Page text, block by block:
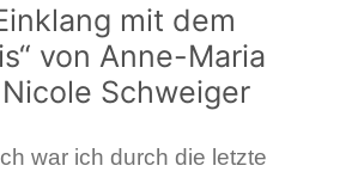
mit dem
von Anne-Maria
Schweiger
war ich durch die letzte